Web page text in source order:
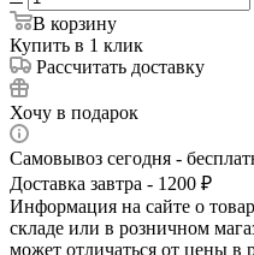
В корзину
Купить в 1 клик
Рассчитать доставку
Хочу в подарок
Самовывоз сегодня -
Доставка завтра - 1200 ₽
Информация на сайте о
складе или в розничном
может отличаться от цены в